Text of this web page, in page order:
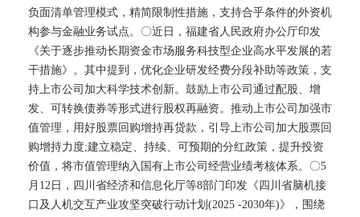
负面清单管理模式，精简限制性措施，支持合乎条件的外资机
构参与金融业务试点。〇近日，福建省人民政府办公厅印发
《关于逐步推动长期资金市场服务科技型企业高水平发展的若
干措施》。其中提到，优化企业研发经费分段补助等政策，支
持上市公司加大科学技术创新。鼓励上市公司通过配股、增
发、可转换债券等形式进行股权再融资。推动上市公司加强市
值管理，用好股票回购增持再贷款，引导上市公司加大股票回
购增持力度;建立稳定、持续、可预期的分红政策，提升投资
价值，将市值管理纳入国有上市公司经营业绩考核体系。〇5
月12日，四川省经济和信息化厅等8部门印发《四川省脑机接
口及人机交互产业攻坚突破行动计划(2025 -2030年)》，围绕